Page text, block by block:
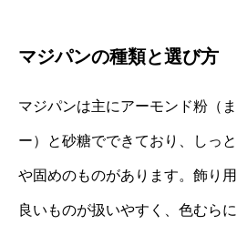
マジパンの種類と選び方
マジパンは主にアーモンド粉（
ー）と砂糖でできており、しっ
や固めのものがあります。飾り
良いものが扱いやすく、色むら